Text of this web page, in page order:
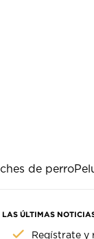
de perro
LAS ÚLTIMAS
Regístrate y